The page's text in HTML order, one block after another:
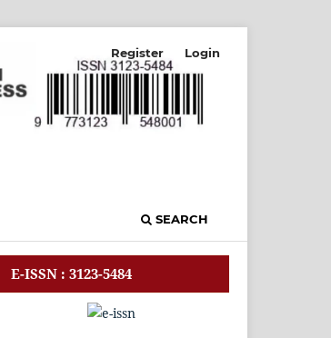
SEARCH
Register Login
E-ISSN : 3123-5484